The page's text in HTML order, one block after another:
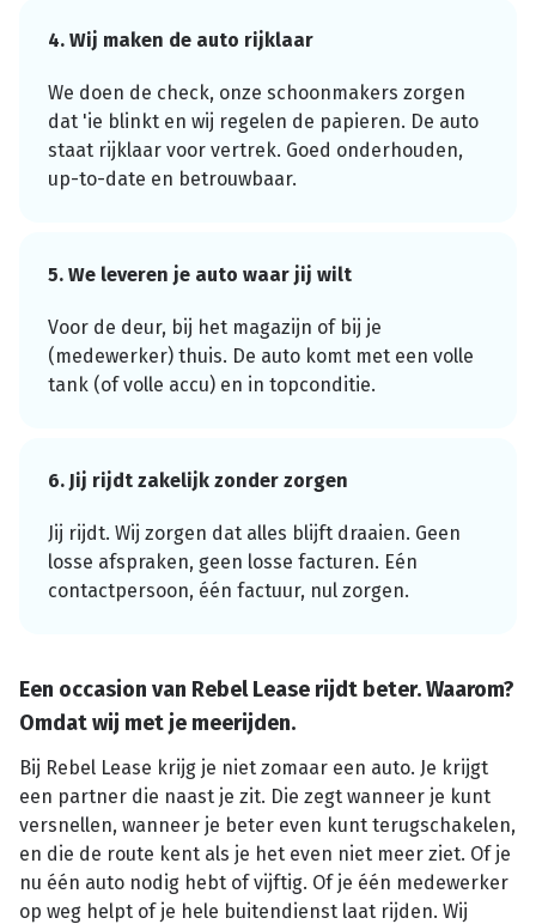
4. Wij maken de auto rijklaar
We doen de check, onze schoonmakers zorgen
dat 'ie blinkt en wij regelen de papieren. De auto
staat rijklaar voor vertrek. Goed onderhouden,
up-to-date en betrouwbaar.
5. We leveren je auto waar jij wilt
Voor de deur, bij het magazijn of bij je
(medewerker) thuis. De auto komt met een volle
tank (of volle accu) en in topconditie.
6. Jij rijdt zakelijk zonder zorgen
Jij rijdt. Wij zorgen dat alles blijft draaien. Geen
losse afspraken, geen losse facturen. Eén
contactpersoon, één factuur, nul zorgen.
Een occasion van Rebel Lease rijdt beter. Waarom?
Omdat wij met je meerijden.
Bij Rebel Lease krijg je niet zomaar een auto. Je krijgt
een partner die naast je zit. Die zegt wanneer je kunt
versnellen, wanneer je beter even kunt terugschakelen,
en die de route kent als je het even niet meer ziet. Of je
nu één auto nodig hebt of vijftig. Of je één medewerker
op weg helpt of je hele buitendienst laat rijden. Wij